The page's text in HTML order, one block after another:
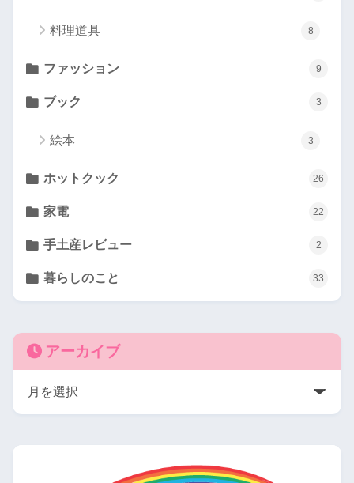
料理道具 8
ファッション 9
ブック 3
絵本 3
ホットクック 26
家電 22
手土産レビュー 2
暮らしのこと 33
アーカイブ